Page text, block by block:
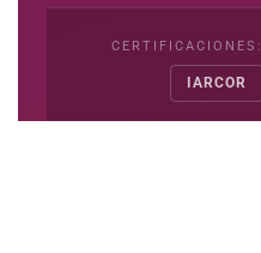
CERTIFICACIONES:
IARCOR